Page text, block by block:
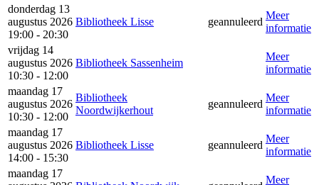
donderdag 13
augustus 2026
19:00 - 20:30
Bibliotheek Lisse geannuleerd
Meer
informatie
vrijdag 14
augustus 2026
10:30 - 12:00
Bibliotheek Sassenheim
Meer
informatie
maandag 17
augustus 2026
10:30 - 12:00
Bibliotheek
Noordwijkerhout
geannuleerd
Meer
informatie
maandag 17
augustus 2026
14:00 - 15:30
Bibliotheek Lisse geannuleerd
Meer
informatie
maandag 17
Meer